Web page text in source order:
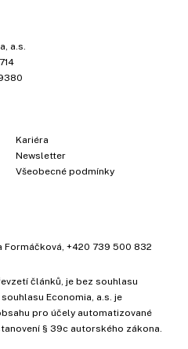
a.s.
Kariéra
Newsletter
Všeobecné podmínky
Formáčková +420 739 500 832
článků, je bez souhlasu
Economia, a.s. je
pro účely automatizované
§ 39c autorského zákona.